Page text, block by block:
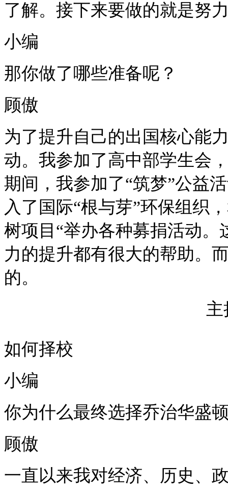
了解。接下来要做的就是努
小编
那你做了哪些准备呢？
顾傲
为了提升自己的出国核心能
动。我参加了高中部学生会
期间，我参加了“筑梦”公益
入了国际“根与芽”环保组织
树项目“举办各种募捐活动
力的提升都有很大的帮助。
的。
主
如何择校
小编
你为什么最终选择乔治华盛
顾傲
一直以来我对经济、历史、